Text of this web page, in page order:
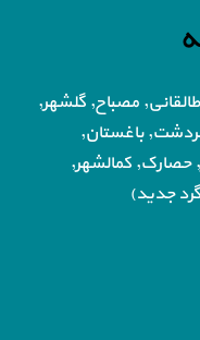
مصباح, گلشهر,
باغستان,
حصارک, کمالشهر,
جدید)